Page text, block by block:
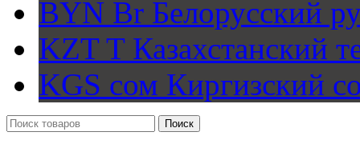
BYN Br Белорусский
KZT TКазахстанский
KGS сом Киргизский
Поиск